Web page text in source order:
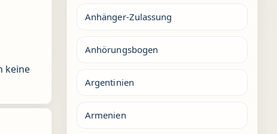
keine
Anhänger-Zulassung
Anhörungsbogen
Argentinien
Armenien